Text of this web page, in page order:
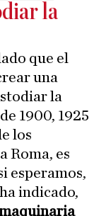
la
que el
una
la
1900, 1925
los
Roma, es
esperamos,
indicado,